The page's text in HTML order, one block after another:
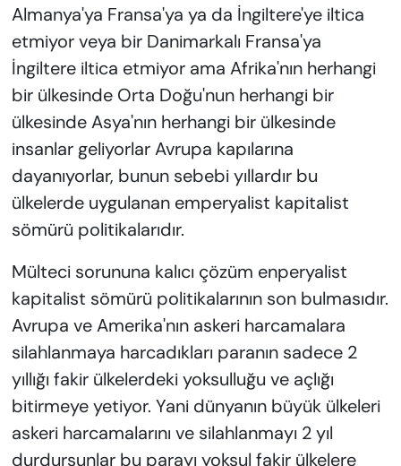
Almanya'ya Fransa'ya ya da İngiltere'ye iltica
etmiyor veya bir Danimarkalı Fransa'ya
İngiltere iltica etmiyor ama Afrika'nın herhangi
bir ülkesinde Orta Doğu'nun herhangi bir
ülkesinde Asya'nın herhangi bir ülkesinde
insanlar geliyorlar Avrupa kapılarına
dayanıyorlar, bunun sebebi yıllardır bu
ülkelerde uygulanan emperyalist kapitalist
sömürü politikalarıdır.
Mülteci sorununa kalıcı çözüm enperyalist
kapitalist sömürü politikalarının son bulmasıdır.
Avrupa ve Amerika'nın askeri harcamalara
silahlanmaya harcadıkları paranın sadece 2
yıllığı fakir ülkelerdeki yoksulluğu ve açlığı
bitirmeye yetiyor. Yani dünyanın büyük ülkeleri
askeri harcamalarını ve silahlanmayı 2 yıl
durdursunlar bu parayı yoksul fakir ülkelere